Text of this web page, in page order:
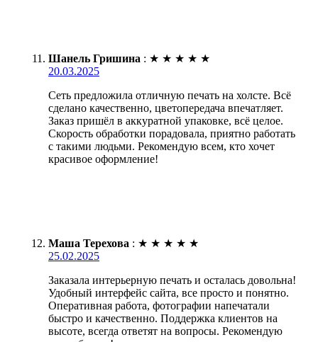
Шанель Гришина : ★ ★ ★ ★ ★
20.03.2025
Сеть предложила отличную печать на холсте. Всё
сделано качественно, цветопередача впечатляет.
Заказ пришёл в аккуратной упаковке, всё целое.
Скорость обработки порадовала, приятно работать
с такими людьми. Рекомендую всем, кто хочет
красивое оформление!
Маша Терехова : ★ ★ ★ ★ ★
25.02.2025
Заказала интерьерную печать и осталась довольна!
Удобный интерфейс сайта, все просто и понятно.
Оперативная работа, фотографии напечатали
быстро и качественно. Поддержка клиентов на
высоте, всегда ответят на вопросы. Рекомендую